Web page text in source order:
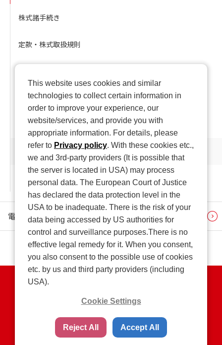
株式諸手続き
定款・株式取扱規則
社債・格付情報
株主通信（報告書・中間報告書）
あすか製薬 株主通信（報告書・中間報告書）
個人情報保護方針（株主）
電子公告
特定個人情報等の適正な取扱いの確保に関する基本方針
ご利用上の注意
ウェブアクセシビリティポリシー
SNS コミュニティ・ガイドライン
サイトマップ
This website uses cookies and similar
technologies to collect certain information in
order to improve your experience, our
website/services, and provide you with
appropriate information. For details, please
refer to Privacy policy. With these cookies etc.,
we and 3rd-party providers (It is possible that
the server is located in USA) may process
personal data. The European Court of Justice
has declared the data protection level in the
USA to be inadequate. There is the risk of your
data being accessed by US authorities for
control and surveillance purposes.There is no
effective legal remedy for it. When you consent,
you also consent to the possible use of cookies
etc. by us and third party providers (including
USA).
Cookie Settings
Reject All Accept All